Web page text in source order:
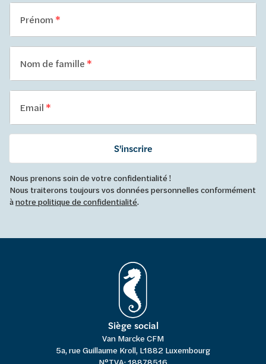
Prénom
Nom de famille
Email
S'inscrire
Nous prenons soin de votre confidentialité !
Nous traiterons toujours vos données personnelles conformément
ànotre politique de confidentialité.
Siège social
Van Marcke CFM
5a, rue Guillaume Kroll, L1882 Luxembourg